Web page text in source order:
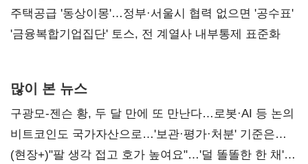
진실 밝혀야"
주택공급 '동상이몽'…정부·서울시 협력 없으면 '공수표'
'금융복합기업집단' 토스, 전 계열사 내부통제 표준화
많이 본 뉴스
구광모-젠슨 황, 두 달 만에 또 만난다…로봇·AI 등 논의
비트코인도 국가자산으로…'보관·평가·처분' 기준은
숙제
(현장+)"팔 생각 접고 호가 높여요"…'덜 똘똘한 한 채'